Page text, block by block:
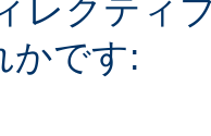
レクティ
かです: